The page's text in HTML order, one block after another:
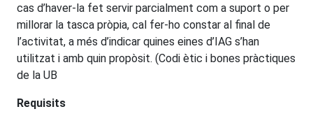
cas d’haver-la fet servir parcialment com a suport o per
millorar la tasca pròpia, cal fer-ho constar al final de
l’activitat, a més d’indicar quines eines d’IAG s’han
utilitzat i amb quin propòsit. (Codi ètic i bones pràctiques
de la UB
Requisits